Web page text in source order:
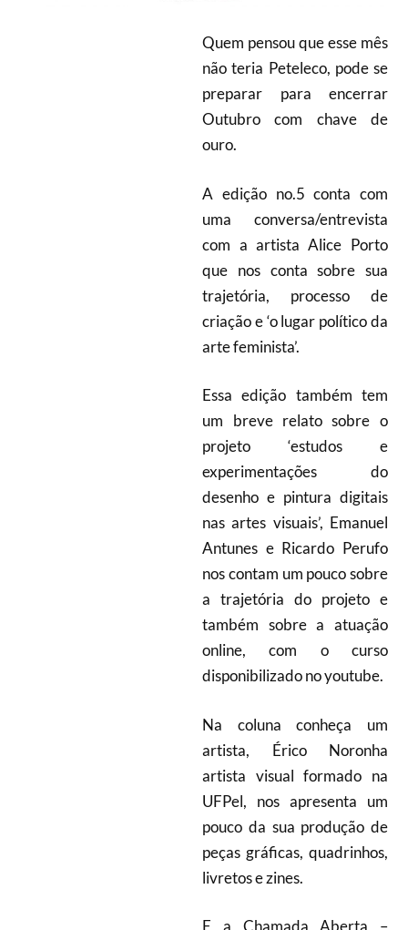
Quem pensou que esse mês
não teria Peteleco, pode se
preparar para encerrar
Outubro com chave de
ouro.
A edição no.5 conta com
uma conversa/entrevista
com a artista Alice Porto
que nos conta sobre sua
trajetória, processo de
criação e ‘o lugar político da
arte feminista’.
Essa edição também tem
um breve relato sobre o
projeto ‘estudos e
experimentações do
desenho e pintura digitais
nas artes visuais’, Emanuel
Antunes e Ricardo Perufo
nos contam um pouco sobre
a trajetória do projeto e
também sobre a atuação
online, com o curso
disponibilizado no youtube.
Na coluna conheça um
artista, Érico Noronha
artista visual formado na
UFPel, nos apresenta um
pouco da sua produção de
peças gráficas, quadrinhos,
livretos e zines.
E a Chamada Aberta –